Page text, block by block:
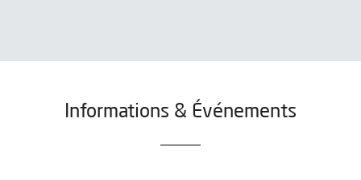
Informations & Événements